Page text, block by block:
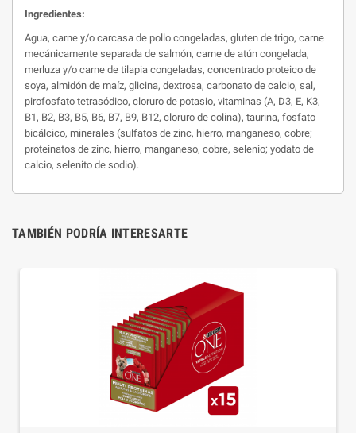
Ingredientes:
Agua, carne y/o carcasa de pollo congeladas, gluten de trigo, carne
mecánicamente separada de salmón, carne de atún congelada,
merluza y/o carne de tilapia congeladas, concentrado proteico de
soya, almidón de maíz, glicina, dextrosa, carbonato de calcio, sal,
pirofosfato tetrasódico, cloruro de potasio, vitaminas (A, D3, E, K3,
B1, B2, B3, B5, B6, B7, B9, B12, cloruro de colina), taurina, fosfato
bicálcico, minerales (sulfatos de zinc, hierro, manganeso, cobre;
proteinatos de zinc, hierro, manganeso, cobre, selenio; yodato de
calcio, selenito de sodio).
TAMBIÉN PODRÍA INTERESARTE